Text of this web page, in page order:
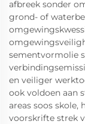
afbreek sonder
grond- of
sementvormolie
en veiliger
ook voldoen aan
areas soos skole,
voorskrifte strek